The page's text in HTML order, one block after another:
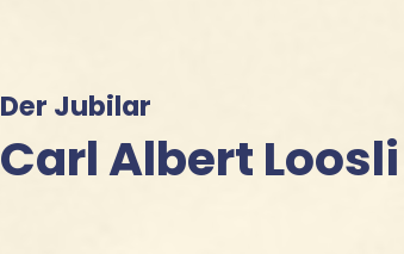
Der Jubilar
Carl Albert Loosli